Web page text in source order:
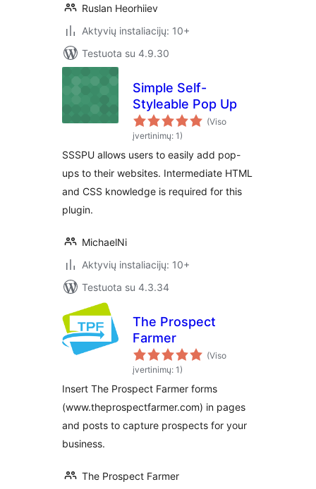
Ruslan Heorhiiev
Aktyvių instaliacijų: 10+
Testuota su 4.9.30
Simple Self-
Styleable Pop Up
(Viso
įvertinimų: 1)
SSSPU allows users to easily add pop-
ups to their websites. Intermediate HTML
and CSS knowledge is required for this
plugin.
MichaelNi
Aktyvių instaliacijų: 10+
Testuota su 4.3.34
The Prospect
Farmer
(Viso
įvertinimų: 1)
Insert The Prospect Farmer forms
(www.theprospectfarmer.com) in pages
and posts to capture prospects for your
business.
The Prospect Farmer